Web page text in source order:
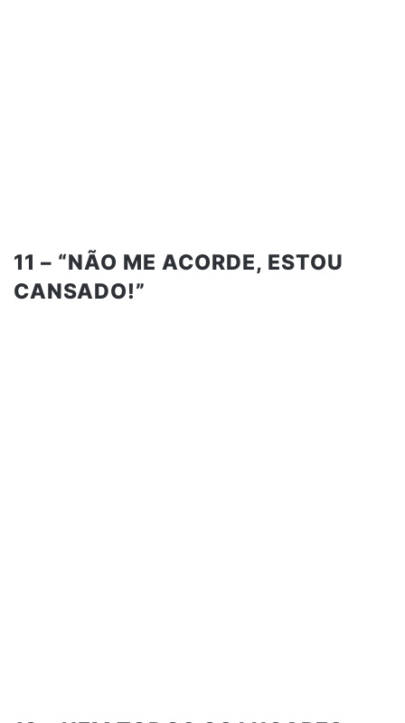
11 – “NÃO ME ACORDE, ESTOU
CANSADO!”